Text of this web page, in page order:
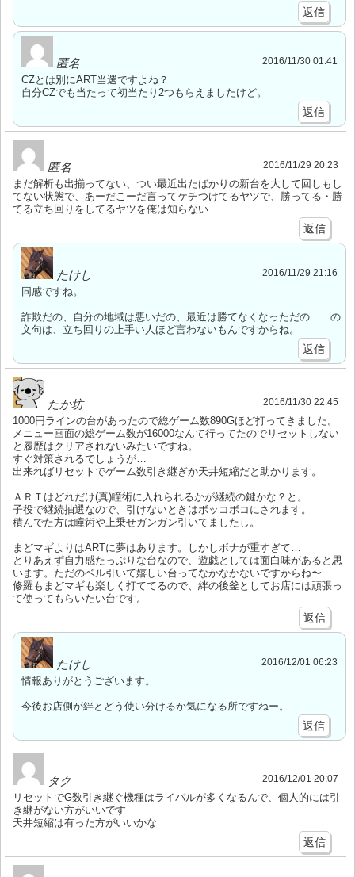
返信
匿名 2016/11/30 01:41
CZとは別にART当選ですよね？
自分CZでも当たって初当たり2つもらえましたけど。
返信
匿名 2016/11/29 20:23
まだ解析も出揃ってない、つい最近出たばかりの新台を大して回しもし
てない状態で、あーだこーだ言ってケチつけてるヤツで、勝ってる・勝
てる立ち回りをしてるヤツを俺は知らない
返信
たけし 2016/11/29 21:16
同感ですね。
詐欺だの、自分の地域は悪いだの、最近は勝てなくなっただの……の
文句は、立ち回りの上手い人ほど言わないもんですからね。
返信
たか坊 2016/11/30 22:45
1000円ラインの台があったので総ゲーム数890Gほど打ってきました。
メニュー画面の総ゲーム数が16000なんて行ってたのでリセットしない
と履歴はクリアされないみたいですね。
すぐ対策されるでしょうが…
出来ればリセットでゲーム数引き継ぎか天井短縮だと助かります。
ＡＲＴはどれだけ(真)瞳術に入れられるかが継続の鍵かな？と。
子役で継続抽選なので、引けないときはボッコボコにされます。
積んでた方は瞳術や上乗せガンガン引いてましたし。
まどマギよりはARTに夢はあります。しかしボナが重すぎて…
とりあえず自力感たっぷりな台なので、遊戯としては面白味があると思
います。ただのベル引いて嬉しい台ってなかなかないですからね〜
修羅もまどマギも楽しく打ててるので、絆の後釜としてお店には頑張っ
て使ってもらいたい台です。
返信
たけし 2016/12/01 06:23
情報ありがとうございます。
今後お店側が絆とどう使い分けるか気になる所ですねー。
返信
タク 2016/12/01 20:07
リセットでG数引き継ぐ機種はライバルが多くなるんで、個人的には引
き継がない方がいいです
天井短縮は有った方がいいかな
返信